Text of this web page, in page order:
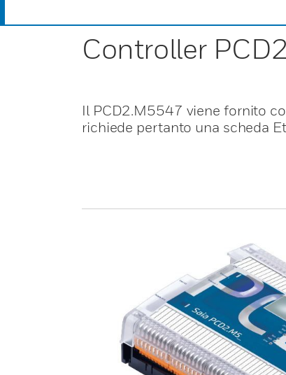
Controller
Il PCD2.M5547 viene fornito
richiede pertanto una scheda